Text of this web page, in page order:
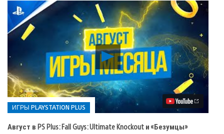
Воспроизвести
видео
Август
в
PS
Plus:
Fall
Guys:
Ultimate
ИГРЫ PLAYSTATION PLUS
Август в PS Plus: Fall Guys: Ultimate Knockout и «Безумцы»